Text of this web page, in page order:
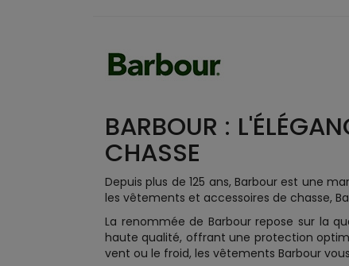
BARBOUR :
CHASSE
Depuis plus de 125 ans, Barbour est une
les vêtements et accessoires de chasse,
La renommée de Barbour repose sur la
haute qualité, offrant une protection
vent ou le froid, les vêtements Barbour